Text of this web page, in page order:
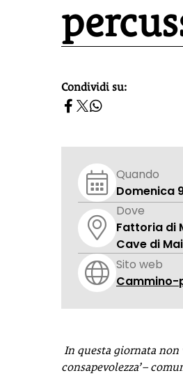
homepage h2
Condividi su:
Quando
Domenica
Dove
Fattoria di
Cave di
Sito web
In questa giornata
consapevolezza’–